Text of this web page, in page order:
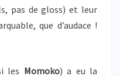
pas de gloss) et leur
que d’audace !
les Momoko) a eu la